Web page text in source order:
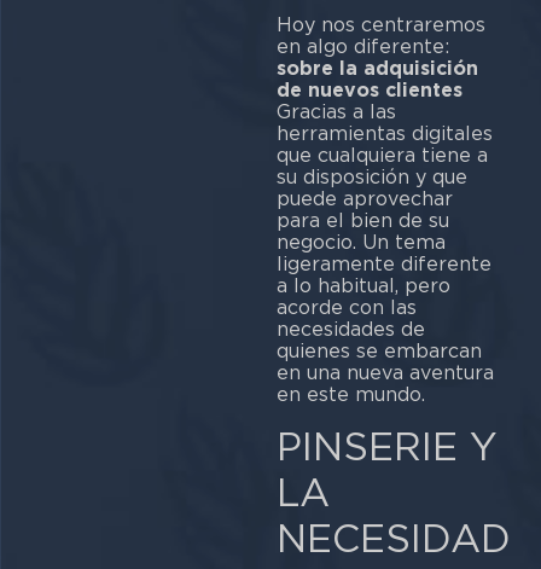
Hoy nos centraremos
en algo diferente:
sobre la adquisición
de nuevos clientes
Gracias a las
herramientas digitales
que cualquiera tiene a
su disposición y que
puede aprovechar
para el bien de su
negocio. Un tema
ligeramente diferente
a lo habitual, pero
acorde con las
necesidades de
quienes se embarcan
en una nueva aventura
en este mundo.
PINSERIE Y
LA
NECESIDAD